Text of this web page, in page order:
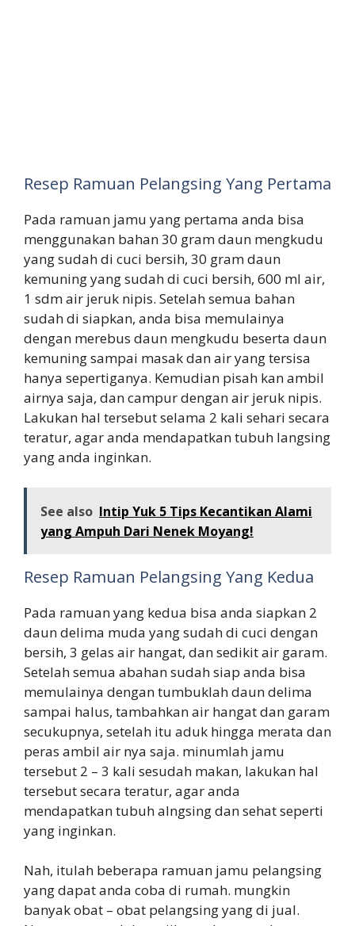
Resep Ramuan Pelangsing Yang Pertama
Pada ramuan jamu yang pertama anda bisa
menggunakan bahan 30 gram daun mengkudu
yang sudah di cuci bersih, 30 gram daun
kemuning yang sudah di cuci bersih, 600 ml air,
1 sdm air jeruk nipis. Setelah semua bahan
sudah di siapkan, anda bisa memulainya
dengan merebus daun mengkudu beserta daun
kemuning sampai masak dan air yang tersisa
hanya sepertiganya. Kemudian pisah kan ambil
airnya saja, dan campur dengan air jeruk nipis.
Lakukan hal tersebut selama 2 kali sehari secara
teratur, agar anda mendapatkan tubuh langsing
yang anda inginkan.
See also Intip Yuk 5 Tips Kecantikan Alami
yang Ampuh Dari Nenek Moyang!
Resep Ramuan Pelangsing Yang Kedua
Pada ramuan yang kedua bisa anda siapkan 2
daun delima muda yang sudah di cuci dengan
bersih, 3 gelas air hangat, dan sedikit air garam.
Setelah semua abahan sudah siap anda bisa
memulainya dengan tumbuklah daun delima
sampai halus, tambahkan air hangat dan garam
secukupnya, setelah itu aduk hingga merata dan
peras ambil air nya saja. minumlah jamu
tersebut 2 – 3 kali sesudah makan, lakukan hal
tersebut secara teratur, agar anda
mendapatkan tubuh alngsing dan sehat seperti
yang inginkan.
Nah, itulah beberapa ramuan jamu pelangsing
yang dapat anda coba di rumah. mungkin
banyak obat – obat pelangsing yang di jual.